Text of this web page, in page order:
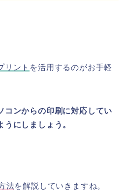
リント を活用するのがお手軽
コンからの印刷に対応してい
にしましょう。
法を解説していきますね。